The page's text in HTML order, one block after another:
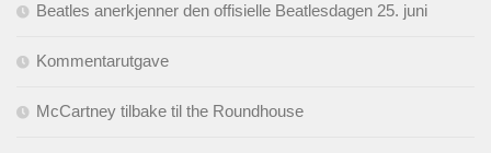
Beatles anerkjenner den offisielle Beatlesdagen 25. juni
Kommentarutgave
McCartney tilbake til the Roundhouse